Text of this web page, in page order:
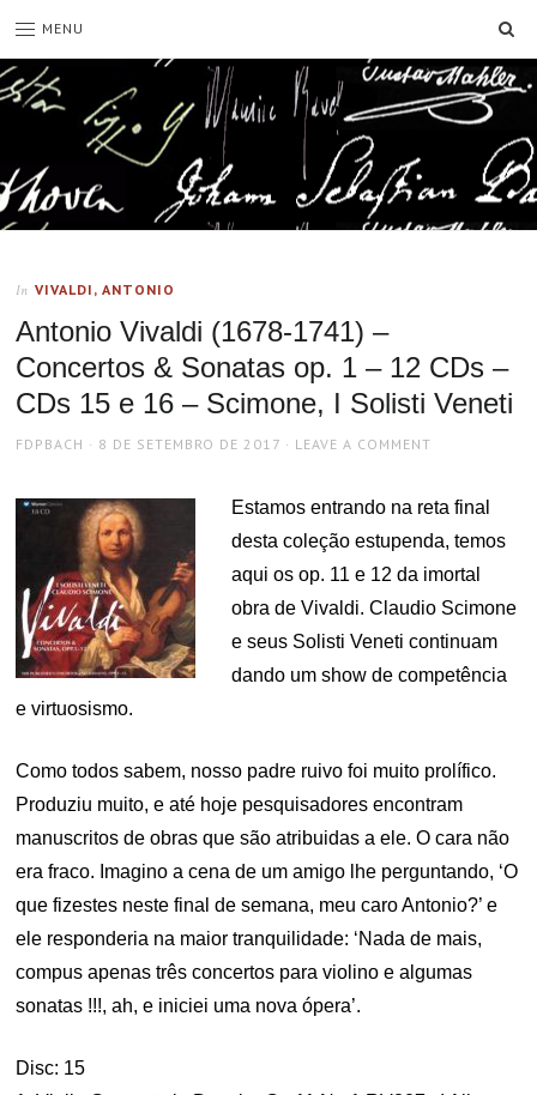
MENU
In VIVALDI, ANTONIO
Antonio Vivaldi (1678-1741) –
Concertos & Sonatas op. 1 – 12 CDs –
CDs 15 e 16 – Scimone, I Solisti Veneti
AUTHOR
FDPBACH
POSTED
8 DE SETEMBRO DE 2017 LEAVE A COMMENT
Estamos entrando na reta final
desta coleção estupenda, temos
aqui os op. 11 e 12 da imortal
obra de Vivaldi. Claudio Scimone
e seus Solisti Veneti continuam
dando um show de competência
e virtuosismo.
Como todos sabem, nosso padre ruivo foi muito prolífico.
Produziu muito, e até hoje pesquisadores encontram
manuscritos de obras que são atribuidas a ele. O cara não
era fraco. Imagino a cena de um amigo lhe perguntando, ‘O
que fizestes neste final de semana, meu caro Antonio?’ e
ele responderia na maior tranquilidade: ‘Nada de mais,
compus apenas três concertos para violino e algumas
sonatas !!!, ah, e iniciei uma nova ópera’.
Disc: 15